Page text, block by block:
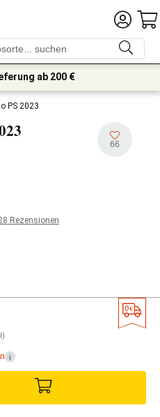
ab 200 €
PS 2023
66
Rezensionen
i